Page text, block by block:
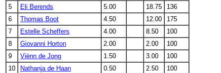
5
Eli Berends 5.00 18.75
136
6
Thomas Boot 4.50 12.00
175
7
Estelle Scheffers 4.00 8.50
100
8
Giovanni Horton 2.00 2.00
100
9
Viënn de Jong 1.50 3.00
100
10
Nathanja de Haan 0.50 2.50
100